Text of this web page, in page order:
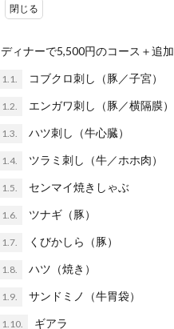
ディナーで5,500円のコース＋追加
1.1. コブクロ刺し（豚／子宮）
1.2. エンガワ刺し（豚／横隔膜）
1.3. ハツ刺し（牛心臓）
1.4. ツラミ刺し（牛／ホホ肉）
1.5. センマイ焼きしゃぶ
1.6. ツナギ（豚）
1.7. くびかしら（豚）
1.8. ハツ（焼き）
1.9. サンドミノ（牛胃袋）
1.10. ギアラ